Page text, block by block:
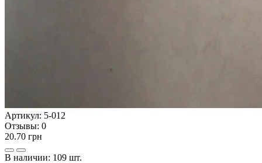
Артикул: 5-012
Отзывы: 0
20.70 грн
В наличии: 109 шт.